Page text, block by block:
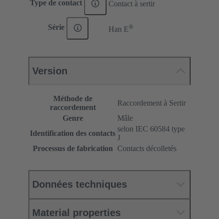
Type de contact Contact à sertir
Série Han E®
Version
Méthode de
raccordement
Raccordement à Sertir
Genre
Mâle
Identification des contacts
selon IEC 60584 type
J
Processus de fabrication
Contacts décolletés
Données techniques
Material properties